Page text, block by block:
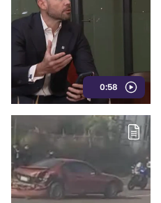
0:58